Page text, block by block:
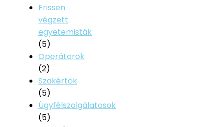
Frissen
végzett
egyetemisták
(5)
Operátorok
(2)
Szakértők
(5)
Ügyfélszolgálatosok
(5)